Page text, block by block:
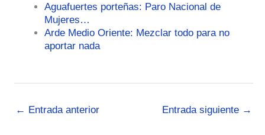
Aguafuertes porteñas: Paro Nacional de
Mujeres…
Arde Medio Oriente: Mezclar todo para no
aportar nada
← Entrada anterior Entrada siguiente →